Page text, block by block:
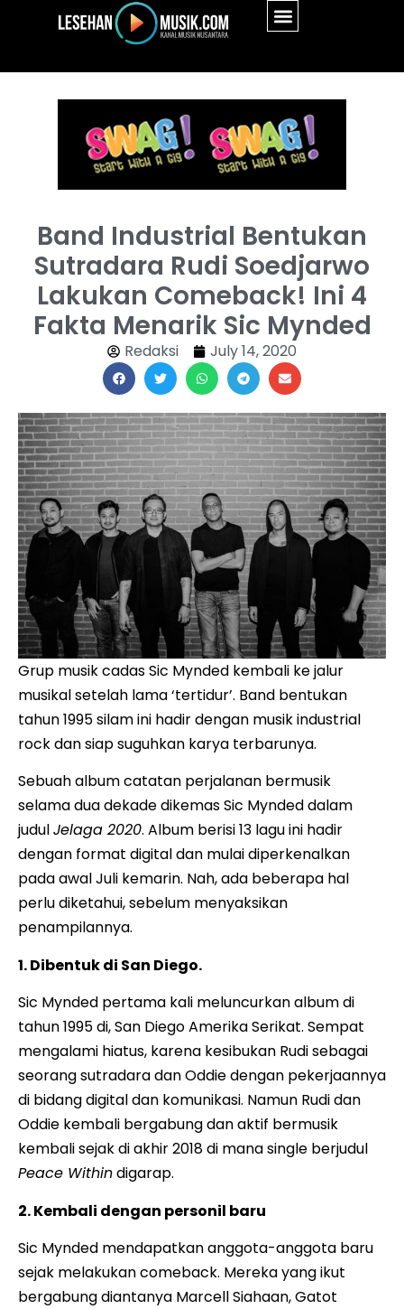
Band Industrial Bentukan
Sutradara Rudi Soedjarwo
Lakukan Comeback! Ini 4
Fakta Menarik Sic Mynded
Redaksi July 14, 2020
Grup musik cadas Sic Mynded kembali ke jalur
musikal setelah lama ‘tertidur’. Band bentukan
tahun 1995 silam ini hadir dengan musik industrial
rock dan siap suguhkan karya terbarunya.
Sebuah album catatan perjalanan bermusik
selama dua dekade dikemas Sic Mynded dalam
judulJelaga 2020. Album berisi 13 lagu ini hadir
dengan format digital dan mulai diperkenalkan
pada awal Juli kemarin. Nah, ada beberapa hal
perlu diketahui, sebelum menyaksikan
penampilannya.
1. Dibentuk di San Diego.
Sic Mynded pertama kali meluncurkan album di
tahun 1995 di, San Diego Amerika Serikat. Sempat
mengalami hiatus, karena kesibukan Rudi sebagai
seorang sutradara dan Oddie dengan pekerjaannya
di bidang digital dan komunikasi. Namun Rudi dan
Oddie kembali bergabung dan aktif bermusik
kembali sejak di akhir 2018 di mana single berjudul
Peace Withindigarap.
2. Kembali dengan personil baru
Sic Mynded mendapatkan anggota-anggota baru
sejak melakukan comeback. Mereka yang ikut
bergabung diantanya Marcell Siahaan, Gatot